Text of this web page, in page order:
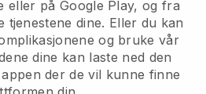
eller på Google Play, og fra
tjenestene dine. Eller du kan
og bruke vår
dine kan laste ned den
appen der de vil kunne finne